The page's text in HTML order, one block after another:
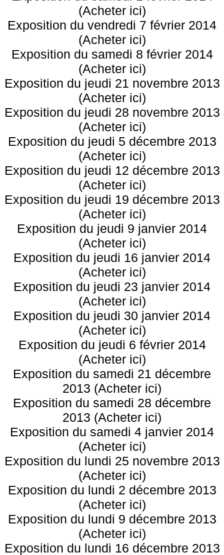
(Acheter ici)
Exposition du vendredi 7 février 2014
(Acheter ici)
Exposition du samedi 8 février 2014
(Acheter ici)
Exposition du jeudi 21 novembre 2013
(Acheter ici)
Exposition du jeudi 28 novembre 2013
(Acheter ici)
Exposition du jeudi 5 décembre 2013
(Acheter ici)
Exposition du jeudi 12 décembre 2013
(Acheter ici)
Exposition du jeudi 19 décembre 2013
(Acheter ici)
Exposition du jeudi 9 janvier 2014
(Acheter ici)
Exposition du jeudi 16 janvier 2014
(Acheter ici)
Exposition du jeudi 23 janvier 2014
(Acheter ici)
Exposition du jeudi 30 janvier 2014
(Acheter ici)
Exposition du jeudi 6 février 2014
(Acheter ici)
Exposition du samedi 21 décembre
2013 (Acheter ici)
Exposition du samedi 28 décembre
2013 (Acheter ici)
Exposition du samedi 4 janvier 2014
(Acheter ici)
Exposition du lundi 25 novembre 2013
(Acheter ici)
Exposition du lundi 2 décembre 2013
(Acheter ici)
Exposition du lundi 9 décembre 2013
(Acheter ici)
Exposition du lundi 16 décembre 2013